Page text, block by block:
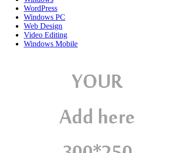
WordPress
Windows PC
Web Design
Video Editing
Windows Mobile